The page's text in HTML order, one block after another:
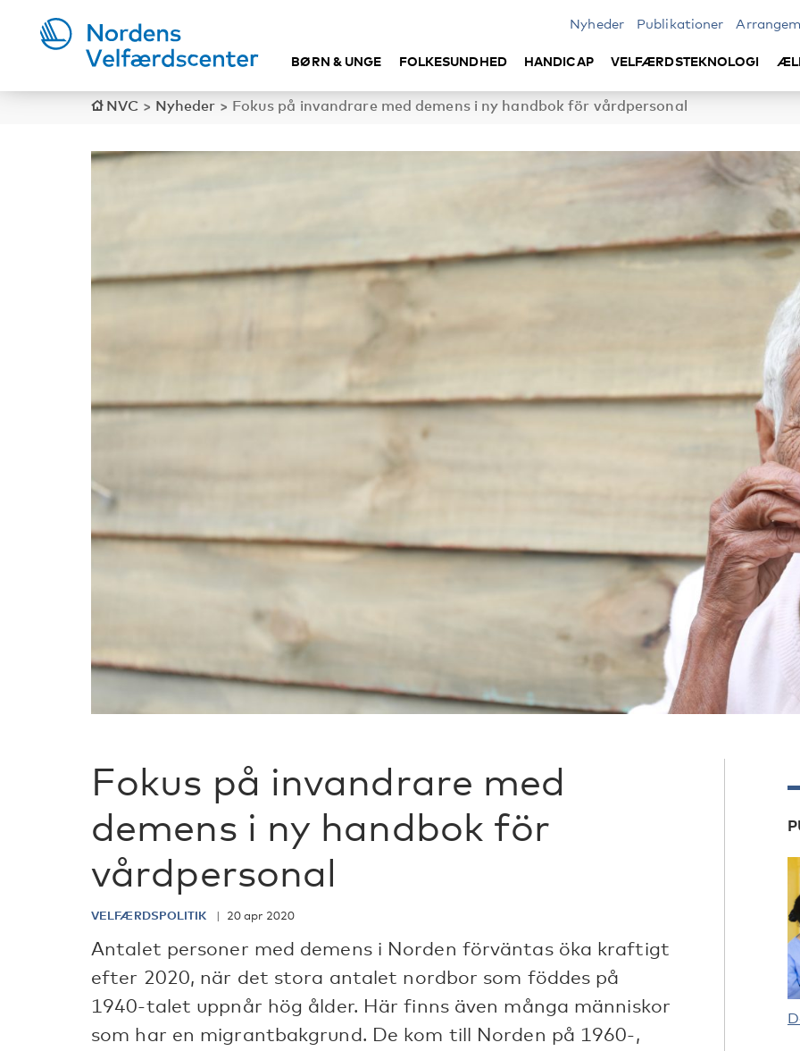
Nyheder Publikationer
BØRN & UNGE FOLKESUNDHED HANDICAP VELFÆRDSTEKNOLOGI
NVC > Nyheder > Fokus på invandrare med demens i ny handbok för vårdpersonal
Fokus på invandrare med
demens i ny handbok för
vårdpersonal
VELFÆRDSPOLITIK 20 apr 2020
Antalet personer med demens i Norden förväntas öka kraftigt
efter 2020, när det stora antalet nordbor som föddes på
1940-talet uppnår hög ålder. Här finns även många människor
som har en migrantbakgrund. De kom till Norden på 1960-,